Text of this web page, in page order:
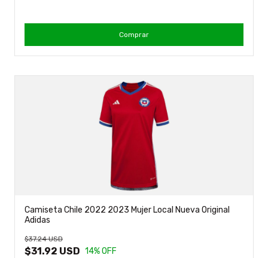
Comprar
Camiseta Chile 2022 2023 Mujer Local Nueva Original
Adidas
$31.92 USD
$37.24 USD
14% OFF